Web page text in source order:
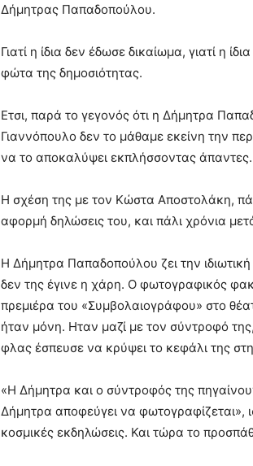
Δήμητρας Παπαδοπούλου.
Γιατί η ίδια δεν έδωσε δικαίωμα, γιατί η
φώτα της δημοσιότητας.
Ετσι, παρά το γεγονός ότι η Δήμητρα
Γιαννόπουλο δεν το μάθαμε εκείνη την
να το αποκαλύψει εκπλήσσοντας
Η σχέση της με τον Κώστα Αποστολάκη,
αφορμή δηλώσεις του, και πάλι χρόνια
Η Δήμητρα Παπαδοπούλου ζει την
δεν της έγινε η χάρη. Ο φωτογραφικός
πρεμιέρα του «Συμβολαιογράφου» στο
ήταν μόνη. Ηταν μαζί με τον σύντροφό
φλας έσπευσε να κρύψει το κεφάλι της
«Η Δήμητρα και ο σύντροφός της
Δήμητρα αποφεύγει να φωτογραφίζεται»,
κοσμικές εκδηλώσεις. Και τώρα το